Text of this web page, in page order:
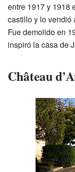
entre 1917 y 1918
castillo y lo vendió
Fue demolido en
inspiró la casa de
Château